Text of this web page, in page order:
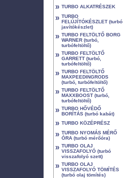
» TURBO ALKATRÉSZEK
» TURBO
FELÚJÍTÓKÉSZLET (turbó
javítókészlet)
» TURBO FELTÖLTŐ BORG
WARNER (turbó,
turbófeltöltő)
» TURBO FELTÖLTŐ
GARRETT (turbó,
turbófeltöltő)
» TURBO FELTÖLTŐ
MAXPEEDINGRODS
(turbó, turbófeltöltő)
» TURBO FELTÖLTŐ
MAXXBOOST (turbó,
turbófeltöltő)
» TURBO HŐVÉDŐ
BORÍTÁS (turbó kabát)
» TURBO KÖZÉPRÉSZ
» TURBO NYOMÁS MÉRŐ
ÓRA (turbó mérőóra)
» TURBO OLAJ
VISSZAFOLYÓ (turbó
visszafolyó szett)
» TURBO OLAJ
VISSZAFOLYÓ TÖMÍTÉS
(turbó olaj tömítés)